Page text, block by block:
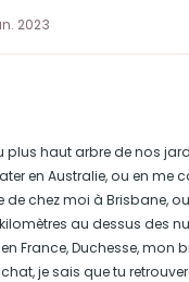
2023
plus haut arbre de nos
en Australie, ou en me
de chez moi à Brisbane,
au dessus des
France, Duchesse, mon
je sais que tu